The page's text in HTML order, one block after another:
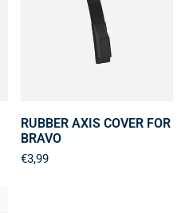
RUBBER AXIS COVER FOR
BRAVO
€3,99